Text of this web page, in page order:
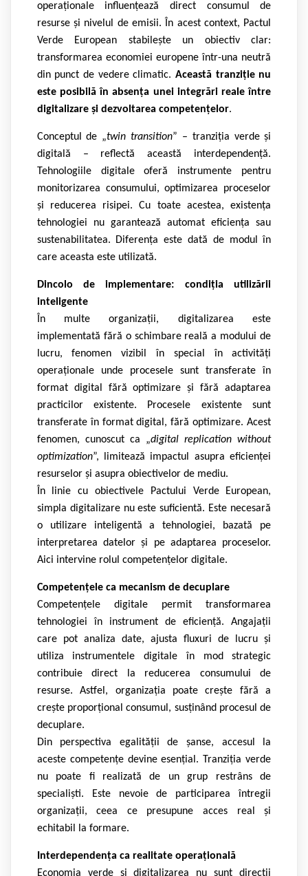
operaționale influențează direct consumul de
resurse și nivelul de emisii. În acest context, Pactul
Verde European stabilește un obiectiv clar:
transformarea economiei europene într-una neutră
din punct de vedere climatic.Această tranziție nu
este posibilă în absența unei integrări reale între
digitalizare și dezvoltarea competențelor.
Conceptul de „twin transition” – tranziția verde și
digitală – reflectă această interdependență.
Tehnologiile digitale oferă instrumente pentru
monitorizarea consumului, optimizarea proceselor
și reducerea risipei. Cu toate acestea, existența
tehnologiei nu garantează automat eficiența sau
sustenabilitatea. Diferența este dată de modul în
care aceasta este utilizată.
Dincolo de implementare: condiția utilizării
inteligente
În multe organizații, digitalizarea este
implementată fără o schimbare reală a modului de
lucru, fenomen vizibil în special în activități
operaționale unde procesele sunt transferate în
format digital fără optimizare și fără adaptarea
practicilor existente. Procesele existente sunt
transferate în format digital, fără optimizare. Acest
fenomen, cunoscut ca „digital replication without
optimization”, limitează impactul asupra eficienței
resurselor și asupra obiectivelor de mediu.
În linie cu obiectivele Pactului Verde European,
simpla digitalizare nu este suficientă. Este necesară
o utilizare inteligentă a tehnologiei, bazată pe
interpretarea datelor și pe adaptarea proceselor.
Aici intervine rolul competențelor digitale.
Competențele ca mecanism de decuplare
Competențele digitale permit transformarea
tehnologiei în instrument de eficiență. Angajații
care pot analiza date, ajusta fluxuri de lucru și
utiliza instrumentele digitale în mod strategic
contribuie direct la reducerea consumului de
resurse. Astfel, organizația poate crește fără a
crește proporțional consumul, susținând procesul de
decuplare.
Din perspectiva egalității de șanse, accesul la
aceste competențe devine esențial. Tranziția verde
nu poate fi realizată de un grup restrâns de
specialiști. Este nevoie de participarea întregii
organizații, ceea ce presupune acces real și
echitabil la formare.
Interdependența ca realitate operațională
Economia verde și digitalizarea nu sunt direcții